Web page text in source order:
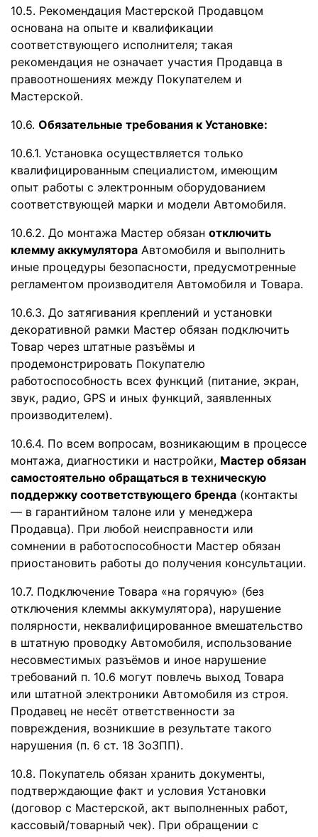
10.5. Рекомендация Мастерской Продавцом
основана на опыте и квалификации
соответствующего исполнителя; такая
рекомендация не означает участия Продавца в
правоотношениях между Покупателем и
Мастерской.
10.6. Обязательные требования к Установке:
10.6.1. Установка осуществляется только
квалифицированным специалистом, имеющим
опыт работы с электронным оборудованием
соответствующей марки и модели Автомобиля.
10.6.2. До монтажа Мастер обязан отключить
клемму аккумулятора Автомобиля и выполнить
иные процедуры безопасности, предусмотренные
регламентом производителя Автомобиля и Товара.
10.6.3. До затягивания креплений и установки
декоративной рамки Мастер обязан подключить
Товар через штатные разъёмы и
продемонстрировать Покупателю
работоспособность всех функций (питание, экран,
звук, радио, GPS и иных функций, заявленных
производителем).
10.6.4. По всем вопросам, возникающим в процессе
монтажа, диагностики и настройки, Мастер обязан
самостоятельно обращаться в техническую
поддержку соответствующего бренда (контакты
— в гарантийном талоне или у менеджера
Продавца). При любой неисправности или
сомнении в работоспособности Мастер обязан
приостановить работы до получения консультации.
10.7. Подключение Товара «на горячую» (без
отключения клеммы аккумулятора), нарушение
полярности, неквалифицированное вмешательство
в штатную проводку Автомобиля, использование
несовместимых разъёмов и иное нарушение
требований п. 10.6 могут повлечь выход Товара
или штатной электроники Автомобиля из строя.
Продавец не несёт ответственности за
повреждения, возникшие в результате такого
нарушения (п. 6 ст. 18 ЗоЗПП).
10.8. Покупатель обязан хранить документы,
подтверждающие факт и условия Установки
(договор с Мастерской, акт выполненных работ,
кассовый/товарный чек). При обращении с